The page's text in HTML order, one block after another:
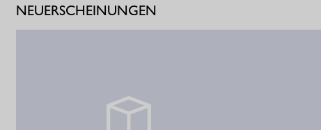
NEUERSCHEINUNGEN